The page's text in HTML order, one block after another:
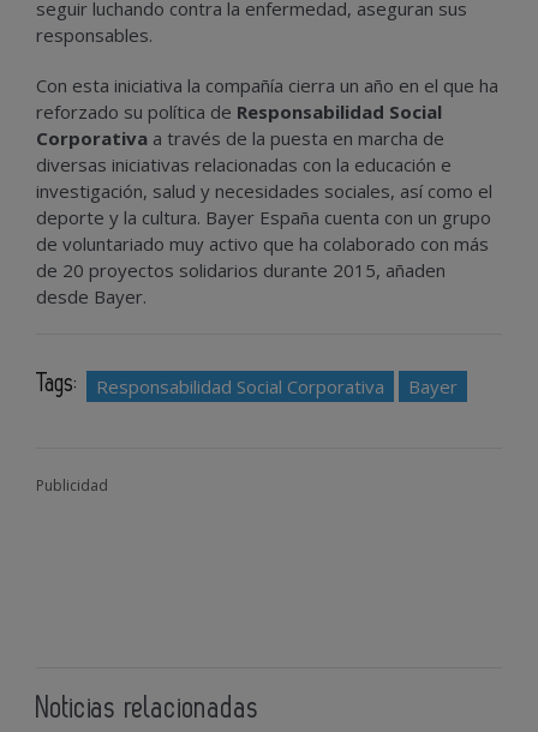
seguir luchando contra la enfermedad, aseguran sus
responsables.
Con esta iniciativa la compañía cierra un año en el que ha
reforzado su política de Responsabilidad Social
Corporativa a través de la puesta en marcha de
diversas iniciativas relacionadas con la educación e
investigación, salud y necesidades sociales, así como el
deporte y la cultura. Bayer España cuenta con un grupo
de voluntariado muy activo que ha colaborado con más
de 20 proyectos solidarios durante 2015, añaden
desde Bayer.
Tags: Responsabilidad Social Corporativa Bayer
Publicidad
Noticias relacionadas